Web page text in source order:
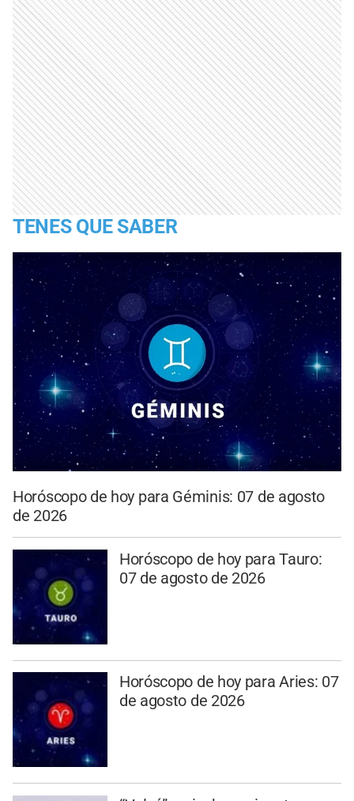
TENES QUE SABER
Horóscopo de hoy para Géminis: 07 de agosto
de 2026
Horóscopo de hoy para Tauro:
07 de agosto de 2026
Horóscopo de hoy para Aries: 07
de agosto de 2026